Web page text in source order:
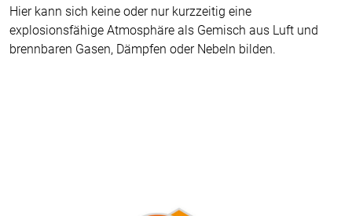
Hier kann sich keine oder nur kurzzeitig eine
explosionsfähige Atmosphäre als Gemisch aus Luft und
brennbaren Gasen, Dämpfen oder Nebeln bilden.